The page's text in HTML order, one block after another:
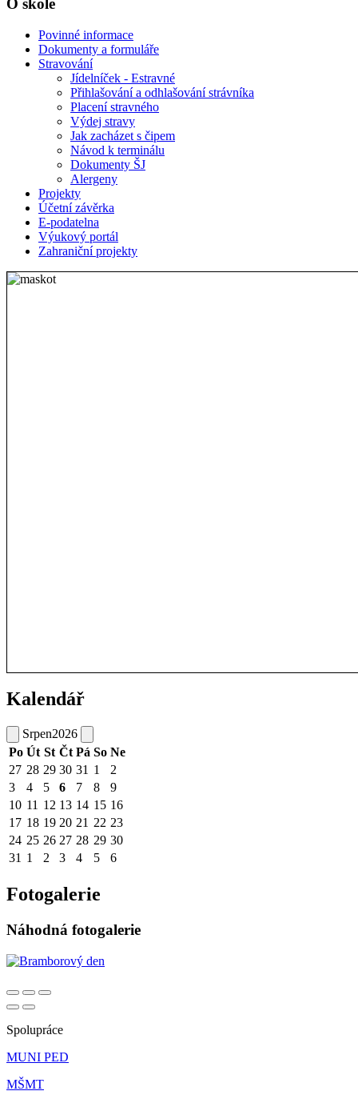
O škole
Povinné informace
Dokumenty a formuláře
Stravování
Jídelníček - Estravné
Přihlašování a odhlašování strávníka
Placení stravného
Výdej stravy
Jak zacházet s čipem
Návod k terminálu
Dokumenty ŠJ
Alergeny
Projekty
Účetní závěrka
E-podatelna
Výukový portál
Zahraniční projekty
Kalendář
Srpen2026
Po Út St Čt Pá So Ne
27 28 29 30 31 1
2
3
4 5 6 7 8
9
10 11 12 13 14 15 16
17 18 19 20 21 22 23
24 25 26 27 28 29 30
31 1 2 3 4 5 6
Fotogalerie
Náhodná fotogalerie
Spolupráce
MUNI PED
MŠMT